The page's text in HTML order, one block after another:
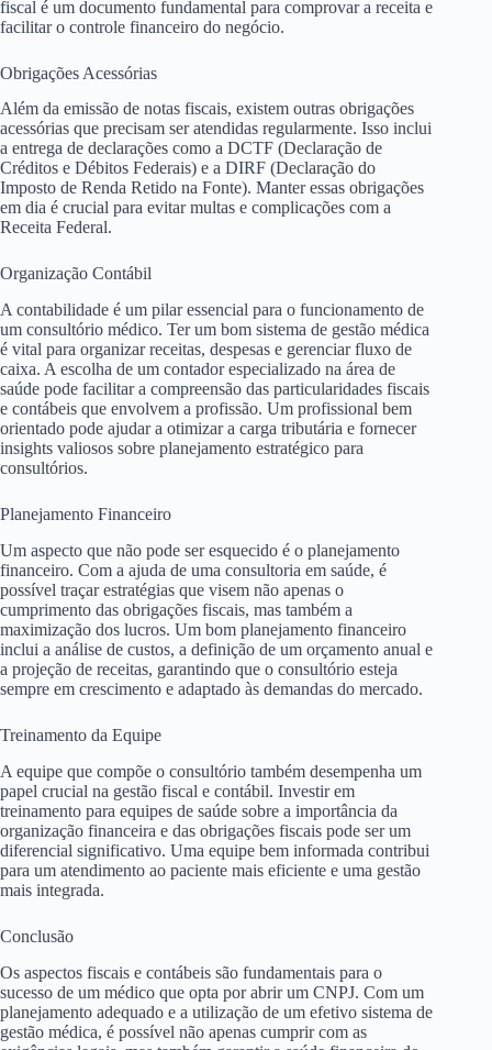
fiscal é um documento fundamental para comprovar a receita e
facilitar o controle financeiro do negócio.
Obrigações Acessórias
Além da emissão de notas fiscais, existem outras obrigações
acessórias que precisam ser atendidas regularmente. Isso inclui
a entrega de declarações como a DCTF (Declaração de
Créditos e Débitos Federais) e a DIRF (Declaração do
Imposto de Renda Retido na Fonte). Manter essas obrigações
em dia é crucial para evitar multas e complicações com a
Receita Federal.
Organização Contábil
A contabilidade é um pilar essencial para o funcionamento de
um consultório médico. Ter um bom sistema de gestão médica
é vital para organizar receitas, despesas e gerenciar fluxo de
caixa. A escolha de um contador especializado na área de
saúde pode facilitar a compreensão das particularidades fiscais
e contábeis que envolvem a profissão. Um profissional bem
orientado pode ajudar a otimizar a carga tributária e fornecer
insights valiosos sobre planejamento estratégico para
consultórios.
Planejamento Financeiro
Um aspecto que não pode ser esquecido é o planejamento
financeiro. Com a ajuda de uma consultoria em saúde, é
possível traçar estratégias que visem não apenas o
cumprimento das obrigações fiscais, mas também a
maximização dos lucros. Um bom planejamento financeiro
inclui a análise de custos, a definição de um orçamento anual e
a projeção de receitas, garantindo que o consultório esteja
sempre em crescimento e adaptado às demandas do mercado.
Treinamento da Equipe
A equipe que compõe o consultório também desempenha um
papel crucial na gestão fiscal e contábil. Investir em
treinamento para equipes de saúde sobre a importância da
organização financeira e das obrigações fiscais pode ser um
diferencial significativo. Uma equipe bem informada contribui
para um atendimento ao paciente mais eficiente e uma gestão
mais integrada.
Conclusão
Os aspectos fiscais e contábeis são fundamentais para o
sucesso de um médico que opta por abrir um CNPJ. Com um
planejamento adequado e a utilização de um efetivo sistema de
gestão médica, é possível não apenas cumprir com as